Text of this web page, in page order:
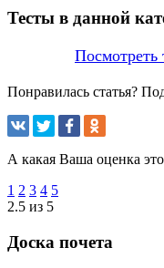
Тесты в данной
Посмотреть
Понравилась статья?
А какая Ваша оценка
1 2 3 4 5
2.5 из 5
Доска почета